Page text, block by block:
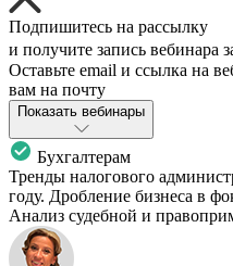
Подпишитесь на рассылку
и получите запись вебинара
Оставьте email и ссылка на
вам на почту
Показать вебинары
Бухгалтерам
Тренды налогового
году. Дробление бизнеса в
Анализ судебной и